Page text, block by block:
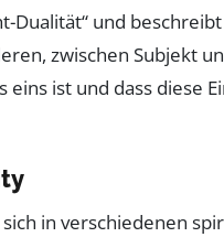
und
zwischen Subjekt
eins ist und dass diese
in verschiedenen